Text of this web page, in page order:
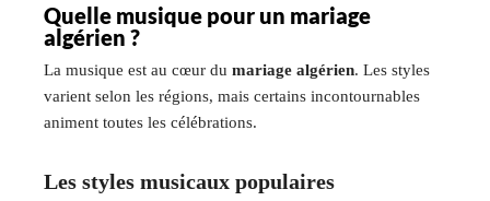
Quelle musique pour un mariage
algérien ?
La musique est au cœur du mariage algérien. Les styles
varient selon les régions, mais certains incontournables
animent toutes les célébrations.
Les styles musicaux populaires